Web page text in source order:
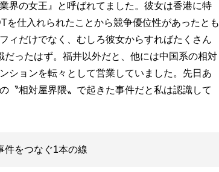
界の女王』と呼ばれてました。彼女は香港に特
を仕入れられたことから競争優位性があったとも
ィだけでなく、むしろ彼女からすればたくさん
ったはず。福井以外だと、他には中国系の相対
ションを転々として営業していました。先日あ
〝相対屋界隈〟で起きた事件だと私は認識して
件をつなぐ1本の線